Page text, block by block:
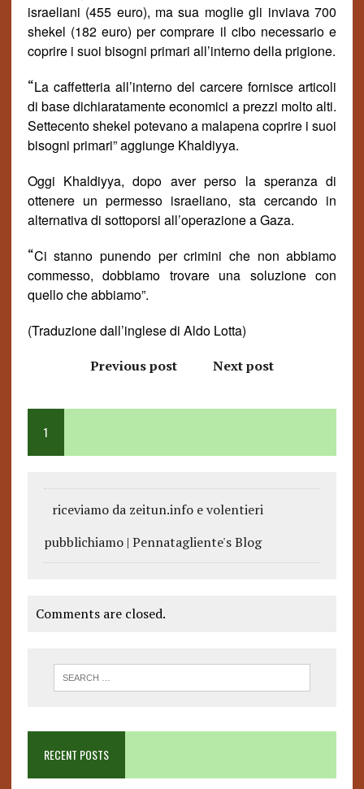
israeliani (455 euro), ma sua moglie gli inviava 700
shekel (182 euro) per comprare il cibo necessario e
coprire i suoi bisogni primari all’interno della prigione.
“La caffetteria all’interno del carcere fornisce articoli
di base dichiaratamente economici a prezzi molto alti.
Settecento shekel potevano a malapena coprire i suoi
bisogni primari”aggiungeKhaldiyya.
Oggi Khaldiyya, dopo aver perso la speranza di
ottenere un permesso israeliano, sta cercando in
alternativa di sottoporsi all’operazione a Gaza.
“Ci stanno punendo per crimini che non abbiamo
commesso, dobbiamo trovare una soluzione con
quello che abbiamo”.
(Traduzione dall’inglese di Aldo Lotta)
Previous post Next post
1
riceviamo da zeitun.info e volentieri
pubblichiamo | Pennatagliente's Blog
Comments are closed.
RECENT POSTS